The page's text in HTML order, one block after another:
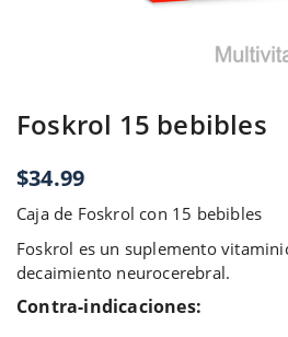
Foskrol 15 bebibles
$34.99
Caja de Foskrol con 15 bebibles
Foskrol es un suplemento
decaimiento neurocerebral.
Contra-indicaciones: